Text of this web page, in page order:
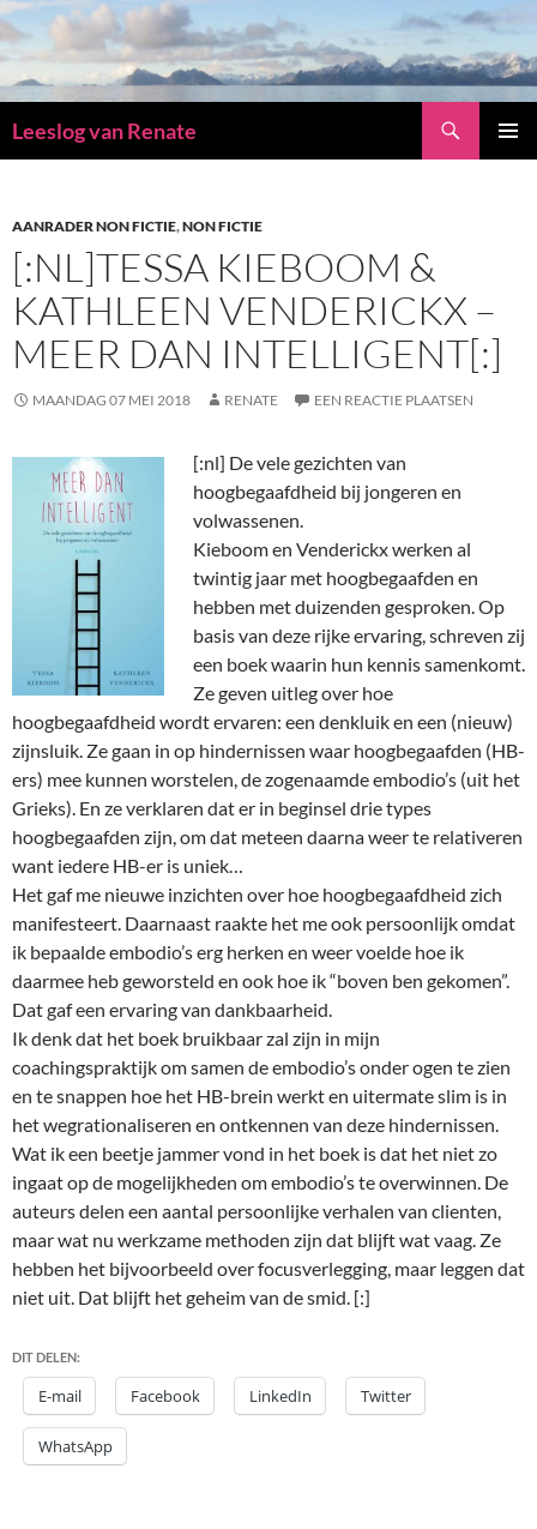
Leeslog van Renate
INHOUD
AANRADER NON FICTIE,NON FICTIE
[:NL]TESSA KIEBOOM &
KATHLEEN VENDERICKX –
MEER DAN INTELLIGENT[:]
MAANDAG 07 MEI 2018 RENATE EEN REACTIE PLAATSEN
[:nl] De vele gezichten van
hoogbegaafdheid bij jongeren en
volwassenen.
Kieboom en Venderickx werken al
twintig jaar met hoogbegaafden en
hebben met duizenden gesproken. Op
basis van deze rijke ervaring, schreven zij
een boek waarin hun kennis samenkomt.
Ze geven uitleg over hoe
hoogbegaafdheid wordt ervaren: een denkluik en een (nieuw)
zijnsluik. Ze gaan in op hindernissen waar hoogbegaafden (HB-
ers) mee kunnen worstelen, de zogenaamde embodio’s (uit het
Grieks). En ze verklaren dat er in beginsel drie types
hoogbegaafden zijn, om dat meteen daarna weer te relativeren
want iedere HB-er is uniek…
Het gaf me nieuwe inzichten over hoe hoogbegaafdheid zich
manifesteert. Daarnaast raakte het me ook persoonlijk omdat
ik bepaalde embodio’s erg herken en weer voelde hoe ik
daarmee heb geworsteld en ook hoe ik “boven ben gekomen”.
Dat gaf een ervaring van dankbaarheid.
Ik denk dat het boek bruikbaar zal zijn in mijn
coachingspraktijk om samen de embodio’s onder ogen te zien
en te snappen hoe het HB-brein werkt en uitermate slim is in
het wegrationaliseren en ontkennen van deze hindernissen.
Wat ik een beetje jammer vond in het boek is dat het niet zo
ingaat op de mogelijkheden om embodio’s te overwinnen. De
auteurs delen een aantal persoonlijke verhalen van clienten,
maar wat nu werkzame methoden zijn dat blijft wat vaag. Ze
hebben het bijvoorbeeld over focusverlegging, maar leggen dat
niet uit. Dat blijft het geheim van de smid. [:]
DIT DELEN:
E-mail Facebook LinkedIn Twitter
WhatsApp